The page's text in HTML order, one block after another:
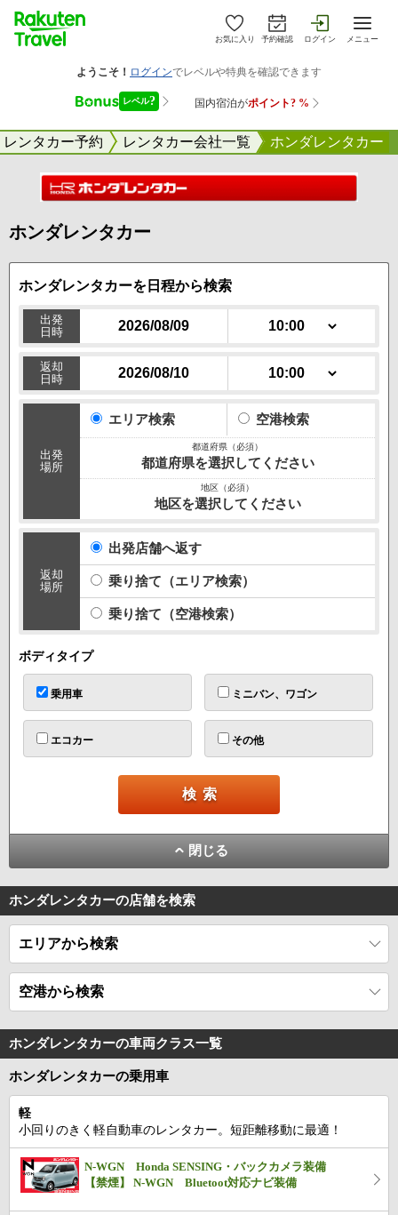
お気に入り 予約確認 ログイン メニュー
レンタカー予約 レンタカー会社一覧 ホンダレンタカー
ホンダレンタカー
ホンダレンタカーを日程から検索
出発
日時
返却
日時
出発
場所
エリア検索 空港検索
都道府県を選択してください
地区を選択してください
返却
場所
出発店舗へ返す
乗り捨て（エリア検索）
乗り捨て（空港検索）
ボディタイプ
乗用車 ミニバン、ワゴン
エコカー その他
閉じる
ホンダレンタカーの店舗を検索
エリアから検索
空港から検索
ホンダレンタカーの車両クラス一覧
ホンダレンタカーの乗用車
軽
小回りのきく軽自動車のレンタカー。短距離移動に最適！
N-WGN Honda SENSING・バックカメラ装備
【禁煙】 N-WGN Bluetoot対応ナビ装備